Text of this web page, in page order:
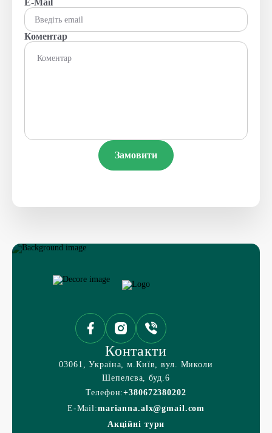
E-Mail
Коментар
Замовити
Контакти
03061, Україна, м.Київ, вул. Миколи
Шепелєва, буд.6
Телефон:+380672380202
E-Mail:marianna.alx@gmail.com
Акційні тури